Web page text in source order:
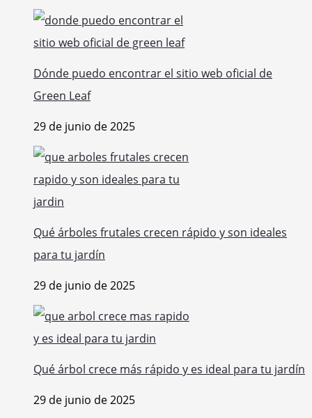
Dónde puedo encontrar el sitio web oficial de
Green Leaf
29 de junio de 2025
Qué árboles frutales crecen rápido y son ideales
para tu jardín
29 de junio de 2025
Qué árbol crece más rápido y es ideal para tu jardín
29 de junio de 2025